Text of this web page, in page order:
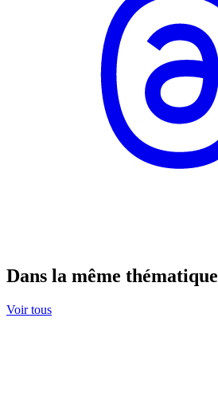
Dans la même thématique
Voir tous